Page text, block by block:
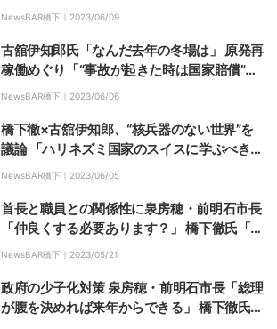
「トップにTwitterで茶々を入れるのはよく
NewsBAR橋下｜ 2023/06/09
古舘伊知郎氏「なんだ去年の冬場は」 原発再
稼働めぐり「“事故が起きた時は国家賠償”と
しないと納得できない」 橋下徹氏「政府は東
NewsBAR橋下｜ 2023/06/06
橋下徹×古舘伊知郎、“核兵器のない世界”を
議論 「ハリネズミ国家のスイスに学ぶべき
だ」「日本には“世界最強だけど超臆病なボ
NewsBAR橋下｜ 2023/06/05
首長と職員との関係性に泉房穂・前明石市長
「仲良くする必要あります？」 橋下徹氏「あ
ってよかったと思うのは弁護士資格だ」
NewsBAR橋下｜ 2023/05/21
政府の少子化対策 泉房穂・前明石市長「総理
が腹を決めれば来年からできる」 橋下徹氏